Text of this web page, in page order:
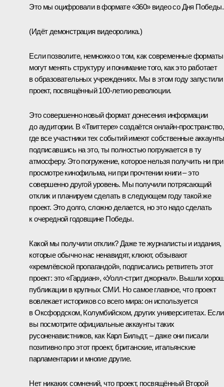
Это мы оцифровали в формате «360» видео со Дня Победы.
(Идёт демонстрация видеоролика.)
Если позволите, немножко о том, как современные форматы
могут менять структуру и понимание того, как это работает
в образовательных учреждениях. Мы в этом году запустили
проект, посвящённый 100-летию революции.
Это совершенно новый формат донесения информации
до аудитории. В «Твиттере» создаётся онлайн-пространство,
где все участники тех событий имеют собственные
подписавшись на это, ты полностью погружается в ту
атмосферу. Это погружение, которое нельзя получить ни при
просмотре кинофильма, ни при прочтении книги – это
совершенно другой уровень. Мы получили потрясающий
отклик и планируем сделать в следующем году такой же
проект. Это долго, сложно делается, но это надо сделать
к очередной годовщине Победы.
Какой мы получили отклик? Даже те журналисты и издания,
которые обычно нас ненавидят, клюют, обзывают
«кремлёвской пропагандой», подписались ретвитеть этот
проект: это «Гардиан», «Уолл-стрит джорнал». Вышли
публикации в крупных СМИ. Но самое главное, что проект
вовлекает историков со всего мира: он используется
в Оксфордском, Колумбийском, других университетах. Если
вы посмотрите официальные аккаунты таких
русоненавистников, как Карл Бильдт, – даже они писали
позитивно про этот проект, британские, итальянские
парламентарии и многие другие.
Нет никаких сомнений, что проект, посвящённый Второй